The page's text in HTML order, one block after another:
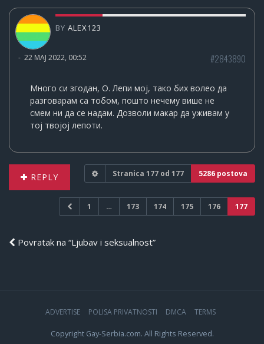
BY ALEX123
- 22 MAJ 2022, 00:52 #2843890
Много си згодан, О. Лепи мој, тако бих волео да
разговарам са тобом, пошто нечему више не
смем ни да се надам. Дозволи макар да уживам у
тој твојој лепоти.
REPLY Stranica 177 od 177 5286 postova
1 … 173 174 175 176 177
Povratak na “Ljubav i seksualnost”
ADVERTISE POLISA PRIVATNOSTI DMCA TERMS
Copyright Gay-Serbia.com. All Rights Reserved.